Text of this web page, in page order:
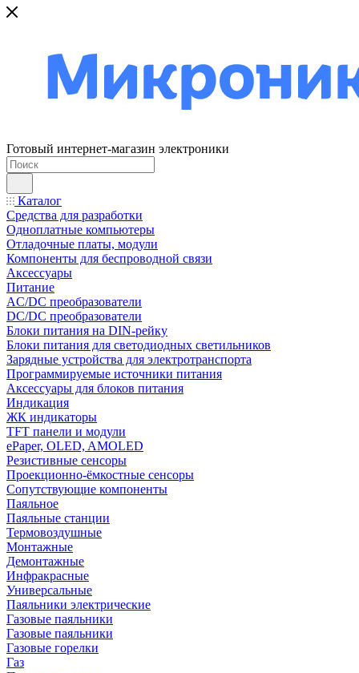
Готовый интернет-магазин электроники
Каталог
Средства для разработки
Одноплатные компьютеры
Отладочные платы, модули
Компоненты для беспроводной связи
Аксессуары
Питание
AC/DC преобразователи
DC/DC преобразователи
Блоки питания на DIN-рейку
Блоки питания для светодиодных светильников
Зарядные устройства для электротранспорта
Программируемые источники питания
Аксессуары для блоков питания
Индикация
ЖК индикаторы
TFT панели и модули
ePaper, OLED, AMOLED
Резистивные сенсоры
Проекционно-ёмкостные сенсоры
Сопутствующие компоненты
Паяльное
Паяльные станции
Термовоздушные
Монтажные
Демонтажные
Инфракрасные
Универсальные
Паяльники электрические
Газовые паяльники
Газовые паяльники
Газовые горелки
Газ